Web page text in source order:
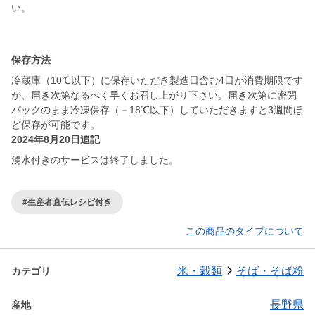
い。
保存方法
冷蔵庫（10℃以下）に保存いただき製造日含む4日が消費期限です
が、届き次第なるべく早くお召し上がり下さい。届き次第に密閉
パックのまま冷凍保存（－18℃以下）していただきますと3週間ほ
ど保存が可能です。
2024年8月20日追記
湧水付きのサービスは終了しました。
#生産者直伝レシピ付き
この商品のタイプについて
カテゴリ 米・穀類 そば・そば粉
産地 長野県